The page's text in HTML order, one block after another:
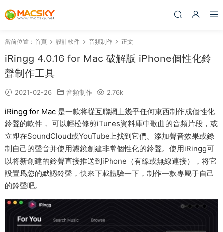
當前位置： 首頁 設計軟件 音頻制作 正文
iRingg 4.0.16 for Mac 破解版 iPhone個性化鈴
聲制作工具
2021-02-26 音頻制作 2.76k
iRingg for Mac 是一款将從互聯網上幾乎任何東西制作成個性化
鈴聲的軟件， 可以輕松修剪iTunes資料庫中歌曲的音頻片段，或
立即在SoundCloud或YouTube上找到它們。添加聲音效果或錄
制自己的聲音并使用濾鏡創建非常個性化的鈴聲。使用iRingg可
以将新創建的鈴聲直接推送到iPhone（有線或無線連接），将它
設置爲您的默認鈴聲，快來下載體驗一下，制作一款專屬于自己
的鈴聲吧。